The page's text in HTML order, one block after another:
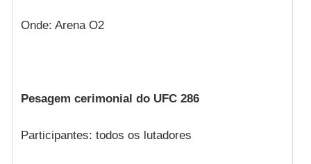
Onde: Arena O2
Pesagem cerimonial do UFC 286
Participantes: todos os lutadores